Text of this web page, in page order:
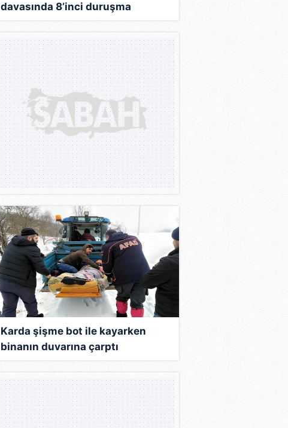
davasında 8’inci duruşma
Karda şişme bot ile kayarken
binanın duvarına çarptı